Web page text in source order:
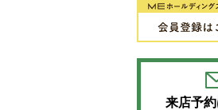
来店予